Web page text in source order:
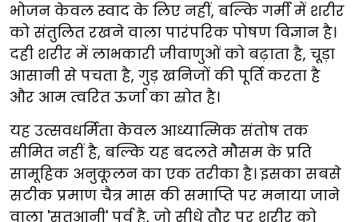
भोजन केवल स्वाद के लिए नहीं, बल्कि गर्मी में शरीर
को संतुलित रखने वाला पारंपरिक पोषण विज्ञान है।
दही शरीर में लाभकारी जीवाणुओं को बढ़ाता है, चूड़ा
आसानी से पचता है, गुड़ खनिजों की पूर्ति करता है
और आम त्वरित ऊर्जा का स्रोत है।
यह उत्सवधर्मिता केवल आध्यात्मिक संतोष तक
सीमित नहीं है, बल्कि यह बदलते मौसम के प्रति
सामूहिक अनुकूलन का एक तरीका है। इसका सबसे
सटीक प्रमाण चैत्र मास की समाप्ति पर मनाया जाने
वाला 'सतुआनी' पर्व है, जो सीधे तौर पर शरीर को